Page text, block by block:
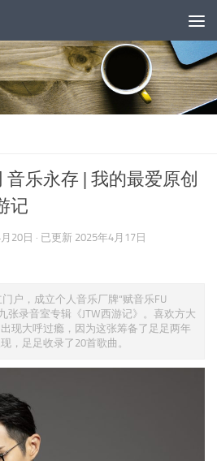
音乐永存 | 我的最爱原创
记
20日 · 已更新 2025年4月17日
户，成立个人音乐厂牌“赋音乐FU
张录音室专辑《JTW西游记》。喜欢方大
现大呼过瘾，因为这张筹备了足足两年
，足足收录了20首歌曲。